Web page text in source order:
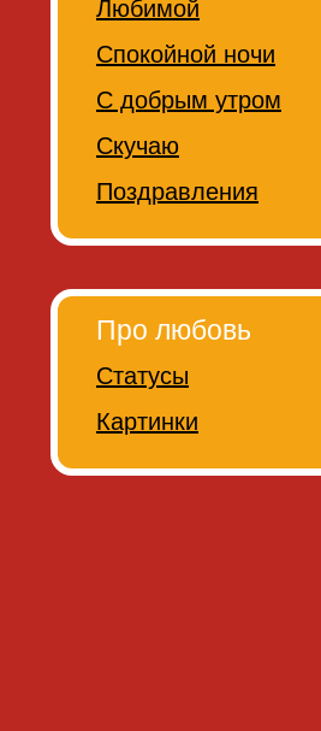
Любимой
Спокойной ночи
С добрым утром
Скучаю
Поздравления
Про любовь
Статусы
Картинки